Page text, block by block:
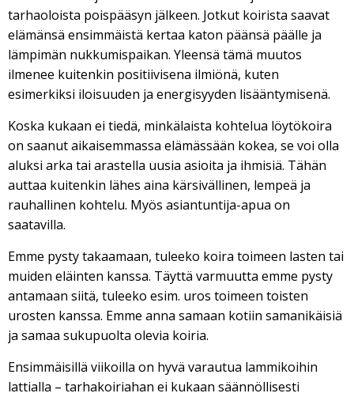
tarhaoloista poispääsyn jälkeen. Jotkut koirista saavat
elämänsä ensimmäistä kertaa katon päänsä päälle ja
lämpimän nukkumispaikan. Yleensä tämä muutos
ilmenee kuitenkin positiivisena ilmiönä, kuten
esimerkiksi iloisuuden ja energisyyden lisääntymisenä.
Koska kukaan ei tiedä, minkälaista kohtelua löytökoira
on saanut aikaisemmassa elämässään kokea, se voi olla
aluksi arka tai arastella uusia asioita ja ihmisiä. Tähän
auttaa kuitenkin lähes aina kärsivällinen, lempeä ja
rauhallinen kohtelu. Myös asiantuntija-apua on
saatavilla.
Emme pysty takaamaan, tuleeko koira toimeen lasten tai
muiden eläinten kanssa. Täyttä varmuutta emme pysty
antamaan siitä, tuleeko esim. uros toimeen toisten
urosten kanssa. Emme anna samaan kotiin samanikäisiä
ja samaa sukupuolta olevia koiria.
Ensimmäisillä viikoilla on hyvä varautua lammikoihin
lattialla – tarhakoiriahan ei kukaan säännöllisesti